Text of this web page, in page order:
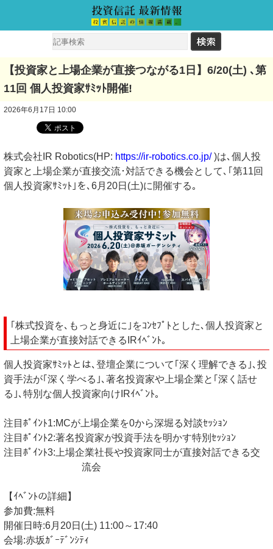
【投資家と上場企業が直接つながる1日】6/20(土) ､第
11回 個人投資家ｻﾐｯﾄ開催!
2026年6月17日 10:00
株式会社IR Robotics(HP: https://ir-robotics.co.jp/)は､個人投
資家と上場企業が直接交流･対話できる機会として､｢第11回
個人投資家ｻﾐｯﾄ｣を､6月20日(土)に開催する｡
｢株式投資を､もっと身近に｣をｺﾝｾﾌﾟﾄとした､個人投資家と
上場企業が直接対話できるIRｲﾍﾞﾝﾄ｡
個人投資家ｻﾐｯﾄとは､登壇企業について｢深く理解できる｣､投
資手法が｢深く学べる｣､著名投資家や上場企業と｢深く話せ
る｣､特別な個人投資家向けIRｲﾍﾞﾝﾄ｡
注目ﾎﾟｲﾝﾄ1:MCが上場企業を0から深堀る対談ｾｯｼｮﾝ
注目ﾎﾟｲﾝﾄ2:著名投資家が投資手法を明かす特別ｾｯｼｮﾝ
注目ﾎﾟｲﾝﾄ3:上場企業社長や投資家同士が直接対話できる交
流会
【ｲﾍﾞﾝﾄの詳細】
参加費:無料
開催日時:6月20日(土) 11:00～17:40
会場:赤坂ｶﾞｰﾃﾞﾝｼﾃｨ